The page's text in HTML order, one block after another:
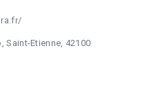
Saint-Etienne, 42100